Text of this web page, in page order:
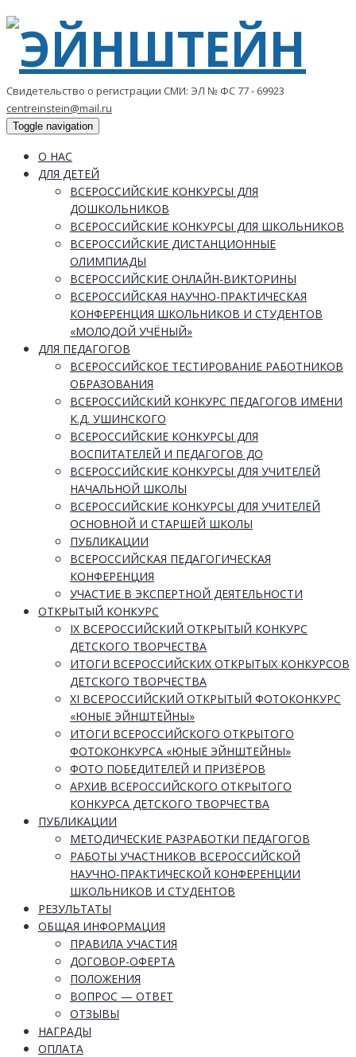
Свидетельство о регистрации СМИ: ЭЛ № ФС 77 - 69923
centreinstein@mail.ru
Toggle navigation
О НАС
ДЛЯ ДЕТЕЙ
ВСЕРОССИЙСКИЕ КОНКУРСЫ ДЛЯ
ДОШКОЛЬНИКОВ
ВСЕРОССИЙСКИЕ КОНКУРСЫ ДЛЯ ШКОЛЬНИКОВ
ВСЕРОССИЙСКИЕ ДИСТАНЦИОННЫЕ
ОЛИМПИАДЫ
ВСЕРОССИЙСКИЕ ОНЛАЙН-ВИКТОРИНЫ
ВСЕРОССИЙСКАЯ НАУЧНО-ПРАКТИЧЕСКАЯ
КОНФЕРЕНЦИЯ ШКОЛЬНИКОВ И СТУДЕНТОВ
«МОЛОДОЙ УЧЁНЫЙ»
ДЛЯ ПЕДАГОГОВ
ВСЕРОССИЙСКОЕ ТЕСТИРОВАНИЕ РАБОТНИКОВ
ОБРАЗОВАНИЯ
ВСЕРОССИЙСКИЙ КОНКУРС ПЕДАГОГОВ ИМЕНИ
К.Д. УШИНСКОГО
ВСЕРОССИЙСКИЕ КОНКУРСЫ ДЛЯ
ВОСПИТАТЕЛЕЙ И ПЕДАГОГОВ ДО
ВСЕРОССИЙСКИЕ КОНКУРСЫ ДЛЯ УЧИТЕЛЕЙ
НАЧАЛЬНОЙ ШКОЛЫ
ВСЕРОССИЙСКИЕ КОНКУРСЫ ДЛЯ УЧИТЕЛЕЙ
ОСНОВНОЙ И СТАРШЕЙ ШКОЛЫ
ПУБЛИКАЦИИ
ВСЕРОССИЙСКАЯ ПЕДАГОГИЧЕСКАЯ
КОНФЕРЕНЦИЯ
УЧАСТИЕ В ЭКСПЕРТНОЙ ДЕЯТЕЛЬНОСТИ
ОТКРЫТЫЙ КОНКУРС
IX ВСЕРОССИЙСКИЙ ОТКРЫТЫЙ КОНКУРС
ДЕТСКОГО ТВОРЧЕСТВА
ИТОГИ ВСЕРОССИЙСКИХ ОТКРЫТЫХ КОНКУРСОВ
ДЕТСКОГО ТВОРЧЕСТВА
XI ВСЕРОССИЙСКИЙ ОТКРЫТЫЙ ФОТОКОНКУРС
«ЮНЫЕ ЭЙНШТЕЙНЫ»
ИТОГИ ВСЕРОССИЙСКОГО ОТКРЫТОГО
ФОТОКОНКУРСА «ЮНЫЕ ЭЙНШТЕЙНЫ»
ФОТО ПОБЕДИТЕЛЕЙ И ПРИЗЁРОВ
АРХИВ ВСЕРОССИЙСКОГО ОТКРЫТОГО
КОНКУРСА ДЕТСКОГО ТВОРЧЕСТВА
ПУБЛИКАЦИИ
МЕТОДИЧЕСКИЕ РАЗРАБОТКИ ПЕДАГОГОВ
РАБОТЫ УЧАСТНИКОВ ВСЕРОССИЙСКОЙ
НАУЧНО-ПРАКТИЧЕСКОЙ КОНФЕРЕНЦИИ
ШКОЛЬНИКОВ И СТУДЕНТОВ
РЕЗУЛЬТАТЫ
ОБЩАЯ ИНФОРМАЦИЯ
ПРАВИЛА УЧАСТИЯ
ДОГОВОР-ОФЕРТА
ПОЛОЖЕНИЯ
ВОПРОС — ОТВЕТ
ОТЗЫВЫ
НАГРАДЫ
ОПЛАТА